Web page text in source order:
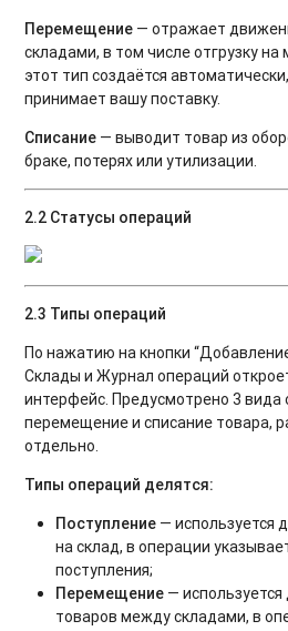
Перемещение — отражает
складами, в том числе отгрузку
этот тип создаётся
принимает вашу поставку.
Списание — выводит товар из
браке, потерях или утилизации.
2.2 Статусы операций
2.3 Типы операций
По нажатию на кнопки
Склады и Журнал операций
интерфейс. Предусмотрено 3 вида
перемещение и списание товара,
отдельно.
Типы операций делятся:
Поступление — используется
на склад, в операции
поступления;
Перемещение —
товаров между складами, в